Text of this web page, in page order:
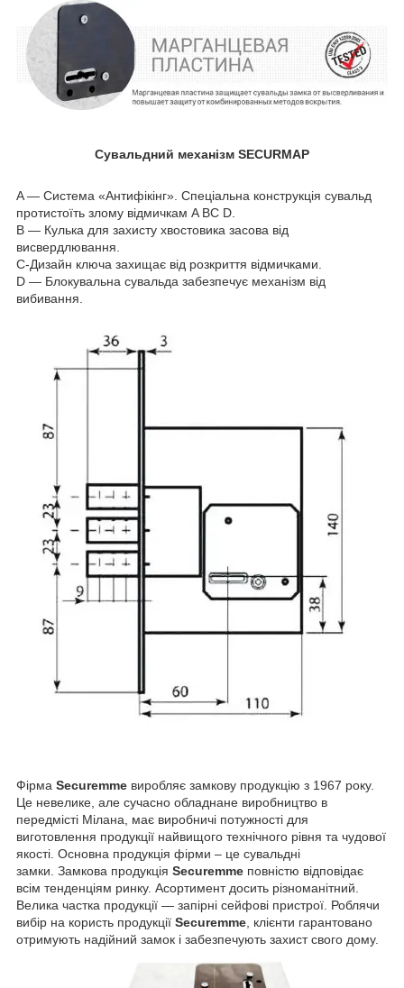
Сувальдний механізм SECURMAP
A — Система «Антифікінг». Спеціальна конструкція сувальд
протистоїть злому відмичкам A BC D.
В — Кулька для захисту хвостовика засова від
висвердлювання.
С-Дизайн ключа захищає від розкриття відмичками.
D — Блокувальна сувальда забезпечує механізм від
вибивання.
Фірма Securemme виробляє замкову продукцію з 1967 року.
Це невелике, але сучасно обладнане виробництво в
передмісті Мілана, має виробничі потужності для
виготовлення продукції найвищого технічного рівня та чудової
якості. Основна продукція фірми – це сувальдні
замки. Замкова продукція Securemme повністю відповідає
всім тенденціям ринку. Асортимент досить різноманітний.
Велика частка продукції — запірні сейфові пристрої. Роблячи
вибір на користь продукції Securemme , клієнти гарантовано
отримують надійний замок і забезпечують захист свого дому.